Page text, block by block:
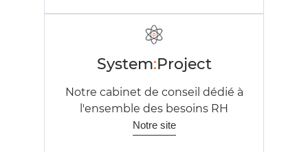
System:Project
Notre cabinet de conseil dédié à
l'ensemble des besoins RH
Notre site